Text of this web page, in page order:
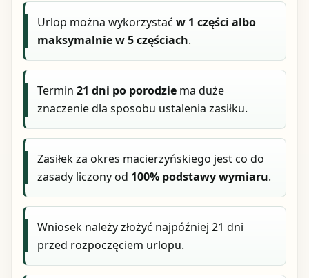
Urlop można wykorzystaćw 1 części albo
maksymalnie w 5 częściach.
Termin21 dni po porodzie ma duże
znaczenie dla sposobu ustalenia zasiłku.
Zasiłek za okres macierzyńskiego jest co do
zasady liczony od 100% podstawy wymiaru.
Wniosek należy złożyć najpóźniej 21 dni
przed rozpoczęciem urlopu.